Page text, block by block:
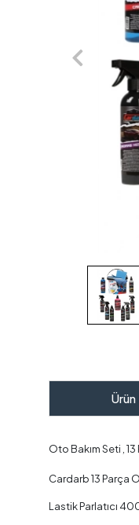
Oto Bakım Seti ,
Cardarb 13 Parça
⁣Lastik Parlatıcı